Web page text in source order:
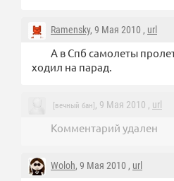
Ramensky, 9 Мая 2010 , url
А в Спб самолеты
ходил на парад.
[вечный бан] , 9 Мая 2010 , url
Комментарий удален
Woloh, 9 Мая 2010 , url